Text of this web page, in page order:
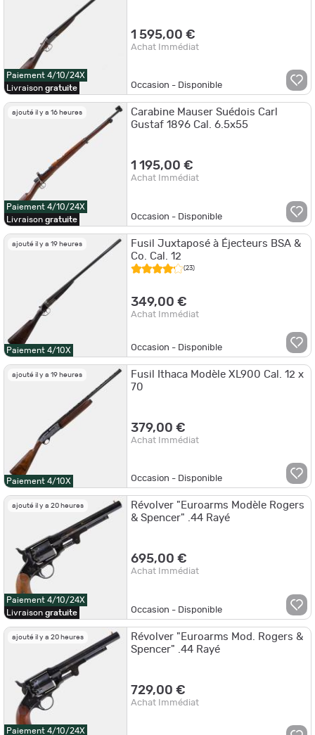
Paiement 4/10/24X
Livraison gratuite
1 595,00 €
Achat Immédiat
Occasion - Disponible
ajouté il y a 16 heures
Paiement 4/10/24X
Livraison gratuite
Carabine Mauser Suédois Carl
Gustaf 1896 Cal. 6.5x55
1 195,00 €
Achat Immédiat
Occasion - Disponible
ajouté il y a 19 heures
Paiement 4/10X
Fusil Juxtaposé à Éjecteurs BSA &
Co. Cal. 12
(23)
349,00 €
Achat Immédiat
Occasion - Disponible
ajouté il y a 19 heures
Paiement 4/10X
Fusil Ithaca Modèle XL900 Cal. 12 x
70
379,00 €
Achat Immédiat
Occasion - Disponible
ajouté il y a 20 heures
Paiement 4/10/24X
Livraison gratuite
Révolver "Euroarms Modèle Rogers
& Spencer" .44 Rayé
695,00 €
Achat Immédiat
Occasion - Disponible
ajouté il y a 20 heures
Paiement 4/10/24X
Révolver "Euroarms Mod. Rogers &
Spencer" .44 Rayé
729,00 €
Achat Immédiat